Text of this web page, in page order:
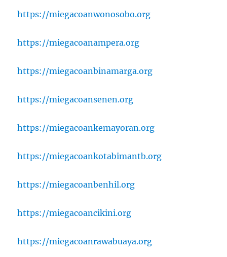
https://miegacoanwonosobo.org
https://miegacoanampera.org
https://miegacoanbinamarga.org
https://miegacoansenen.org
https://miegacoankemayoran.org
https://miegacoankotabimantb.org
https://miegacoanbenhil.org
https://miegacoancikini.org
https://miegacoanrawabuaya.org